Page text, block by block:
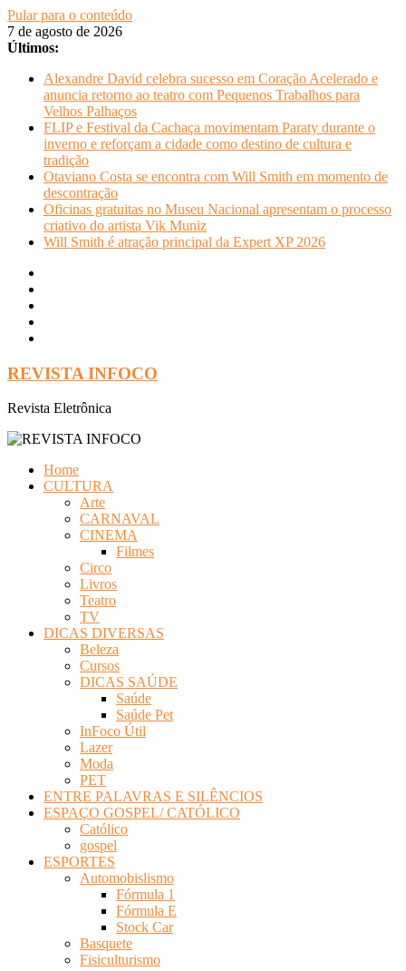
Pular para o conteúdo
7 de agosto de 2026
Últimos:
Alexandre David celebra sucesso em Coração Acelerado e
anuncia retorno ao teatro com Pequenos Trabalhos para
Velhos Palhaços
FLIP e Festival da Cachaça movimentam Paraty durante o
inverno e reforçam a cidade como destino de cultura e
tradição
Otaviano Costa se encontra com Will Smith em momento de
descontração
Oficinas gratuitas no Museu Nacional apresentam o processo
criativo do artista Vik Muniz
Will Smith é atração principal da Expert XP 2026
REVISTA INFOCO
Revista Eletrônica
Home
CULTURA
Arte
CARNAVAL
CINEMA
Filmes
Circo
Livros
Teatro
TV
DICAS DIVERSAS
Beleza
Cursos
DICAS SAÚDE
Saúde
Saúde Pet
InFoco Útil
Lazer
Moda
PET
ENTRE PALAVRAS E SILÊNCIOS
ESPAÇO GOSPEL/ CATÓLICO
Católico
gospel
ESPORTES
Automobislismo
Fórmula 1
Fórmula E
Stock Car
Basquete
Fisiculturismo